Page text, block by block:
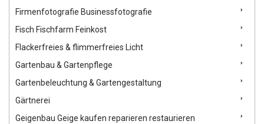
Firmenfotografie Businessfotografie
Fisch Fischfarm Feinkost
Flackerfreies & flimmerfreies Licht
Gartenbau & Gartenpflege
Gartenbeleuchtung & Gartengestaltung
Gärtnerei
Geigenbau Geige kaufen reparieren restaurieren